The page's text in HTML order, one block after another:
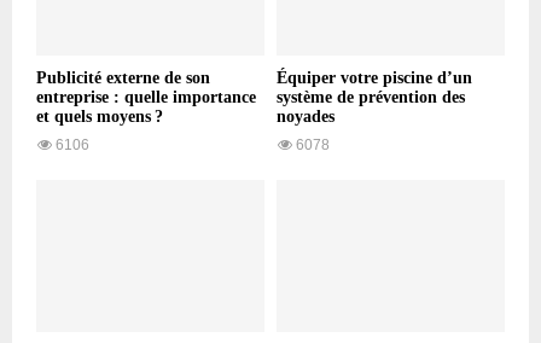
Publicité externe de son
entreprise : quelle importance
et quels moyens ?
6106
Équiper votre piscine d’un
système de prévention des
noyades
6078